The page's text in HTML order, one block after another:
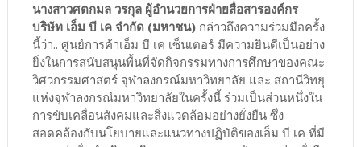
นางสาวศตกมล วรกุล ผู้อำนวยการฝ่ายสื่อสารองค์กร
บริษัท เอ็ม บี เค จำกัด (มหาชน)กล่าวถึงความร่วมมือครั้ง
นี้ว่า.. ศูนย์การค้าเอ็ม บี เค เซ็นเตอร์ มีความยินดีเป็นอย่าง
ยิ่งในการสนับสนุนพื้นที่จัดกิจกรรมทางการศึกษาของคณะ
วิศวกรรมศาสตร์ จุฬาลงกรณ์มหาวิทยาลัย และ สถานีวิทยุ
แห่งจุฬาลงกรณ์มหาวิทยาลัยในครั้งนี้ ร่วมเป็นส่วนหนึ่งใน
การขับเคลื่อนสังคมและสิ่งแวดล้อมอย่างยั่งยืน ซึ่ง
สอดคล้องกับนโยบายและแนวทางปฏิบัติของเอ็ม บี เค ที่มี